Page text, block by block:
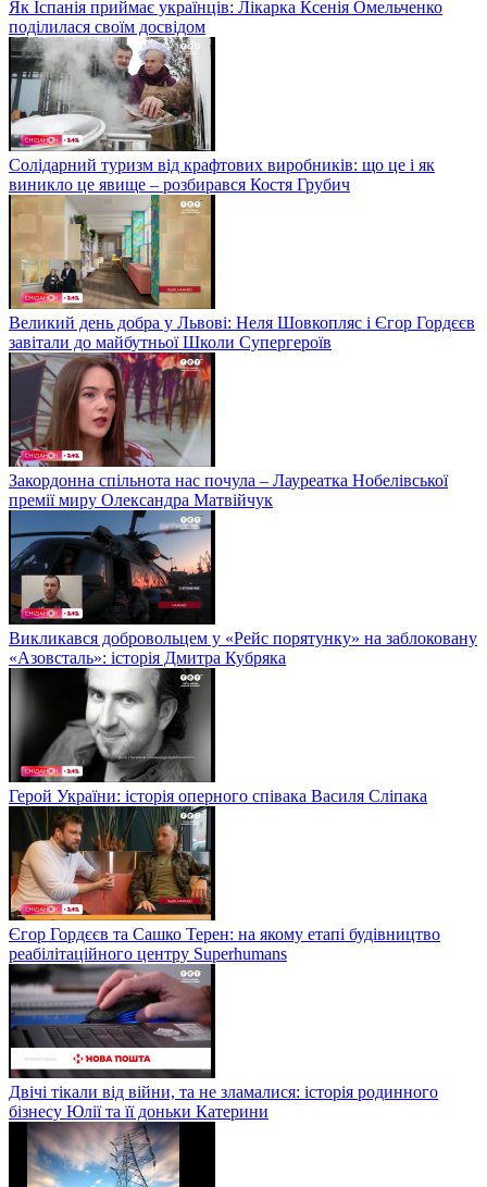
Як Іспанія приймає українців: Лікарка Ксенія Омельченко
поділилася своїм досвідом
Солідарний туризм від крафтових виробників: що це і як
виникло це явище – розбирався Костя Грубич
Великий день добра у Львові: Неля Шовкопляс і Єгор Гордєєв
завітали до майбутньої Школи Супергероїв
Закордонна спільнота нас почула – Лауреатка Нобелівської
премії миру Олександра Матвійчук
Викликався добровольцем у «Рейс порятунку» на заблоковану
«Азовсталь»: історія Дмитра Кубряка
Герой України: історія оперного співака Василя Сліпака
Єгор Гордєєв та Сашко Терен: на якому етапі будівництво
реабілітаційного центру Superhumans
Двічі тікали від війни, та не зламалися: історія родинного
бізнесу Юлії та її доньки Катерини